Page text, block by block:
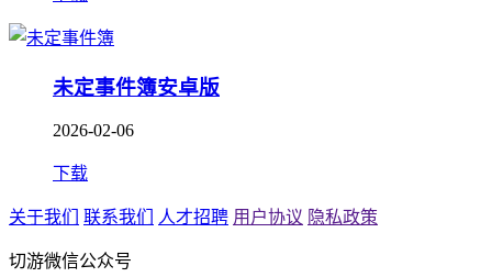
未定事件簿安卓版
2026-02-06
下载
关于我们 联系我们 人才招聘 用户协议 隐私政策
切游微信公众号